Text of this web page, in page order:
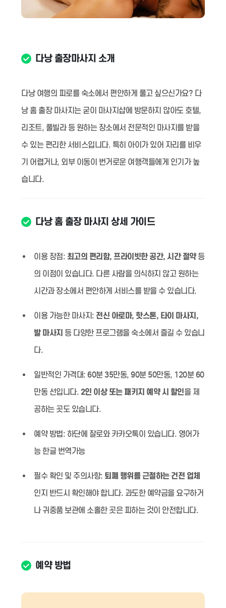
다낭 출장마사지 소개
다낭 여행의 피로를 숙소에서 편안하게 풀고 싶으신가요? 다
낭 홈 출장 마사지는 굳이 마사지샵에 방문하지 않아도 호텔,
리조트, 풀빌라 등 원하는 장소에서 전문적인 마사지를 받을
수 있는 편리한 서비스입니다. 특히 아이가 있어 자리를 비우
기 어렵거나, 외부 이동이 번거로운 여행객들에게 인기가 높
습니다.
다낭 홈 출장 마사지 상세 가이드
이용 장점: 최고의 편리함, 프라이빗한 공간, 시간 절약등
의 이점이 있습니다. 다른 사람을 의식하지 않고 원하는
시간과 장소에서 편안하게 서비스를 받을 수 있습니다.
이용 가능한 마사지: 전신 아로마, 핫스톤, 타이 마사지,
발 마사지 등 다양한 프로그램을 숙소에서 즐길 수 있습니
다.
일반적인 가격대: 60분 35만동, 90분 50만동, 120분 60
만동 선입니다. 2인 이상 또는 패키지 예약 시 할인을 제
공하는 곳도 있습니다.
예약 방법: 하단에 잘로와 카카오톡이 있습니다. 영어가
능 한글 번역가능
필수 확인 및 주의사항: 퇴폐 행위를 근절하는 건전 업체
인지 반드시 확인해야 합니다. 과도한 예약금을 요구하거
나 귀중품 보관에 소홀한 곳은 피하는 것이 안전합니다.
예약 방법